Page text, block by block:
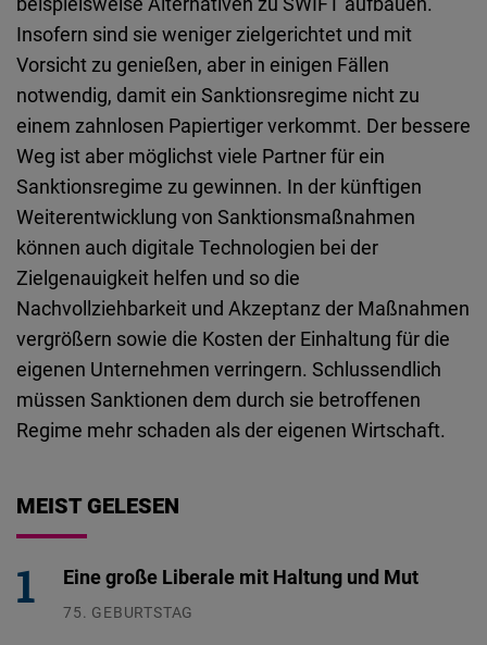
Insofern sind sie weniger zielgerichtet und mit
Vorsicht zu genießen, aber in einigen Fällen
notwendig, damit ein Sanktionsregime nicht zu
einem zahnlosen Papiertiger verkommt. Der bessere
Weg ist aber möglichst viele Partner für ein
Sanktionsregime zu gewinnen. In der künftigen
Weiterentwicklung von Sanktionsmaßnahmen
können auch digitale Technologien bei der
Zielgenauigkeit helfen und so die
Nachvollziehbarkeit und Akzeptanz der Maßnahmen
vergrößern sowie die Kosten der Einhaltung für die
eigenen Unternehmen verringern. Schlussendlich
müssen Sanktionen dem durch sie betroffenen
Regime mehr schaden als der eigenen Wirtschaft.
MEIST GELESEN
Eine große Liberale mit Haltung und Mut
75. GEBURTSTAG